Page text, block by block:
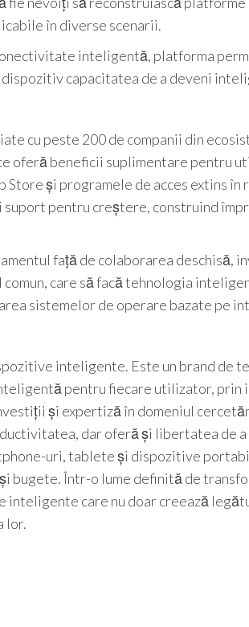
în diverse scenarii.
inteligentă, platforma
capacitatea de a deveni
cu peste 200 de companii din
oferă beneficii suplimentare pentru
și programele de acces extins în
pentru creștere, construind
față de colaborarea deschisă,
care să facă tehnologia
sistemelor de operare bazate pe
inteligente. Este un brand de
pentru fiecare utilizator,
și expertiză în domeniul
dar oferă și libertatea de a
uri, tablete și dispozitive
bugete. Într-o lume definită de
inteligente care nu doar creează
lor.